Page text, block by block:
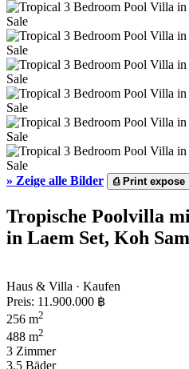
» Zeige alle Bilder ⎙Print expose
Tropische Poolvilla
in Laem Set, Koh
Haus & Villa · Kaufen
Preis: 11.900.000 ฿
256 m2
488 m2
3 Zimmer
3.5 Bäder